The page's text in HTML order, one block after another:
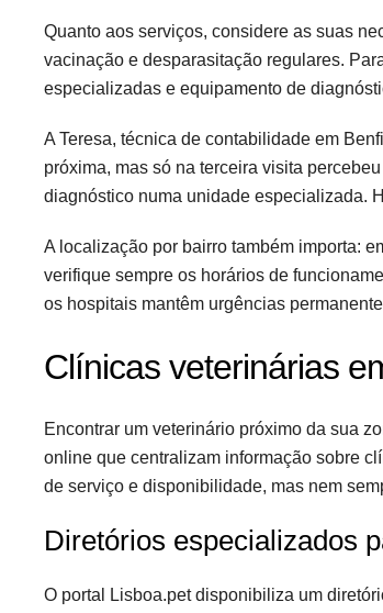
Quanto aos serviços, considere as suas
vacinação e desparasitação regulares.
especializadas e equipamento de
A Teresa, técnica de contabilidade em
próxima, mas só na terceira visita
diagnóstico numa unidade especializada.
A localização por bairro também importa:
verifique sempre os horários de
os hospitais mantêm urgências
Clínicas veterinárias
Encontrar um veterinário próximo da sua
online que centralizam informação sobre
de serviço e disponibilidade, mas nem
Diretórios especializados
O portal Lisboa.pet disponibiliza um